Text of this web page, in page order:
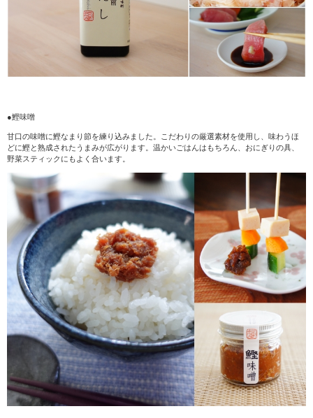
●鰹味噌
甘口の味噌に鰹なまり節を練り込みました。こだわりの厳選素材を使用し、味わうほ
どに鰹と熟成されたうまみが広がります。温かいごはんはもちろん、おにぎりの具、
野菜スティックにもよく合います。